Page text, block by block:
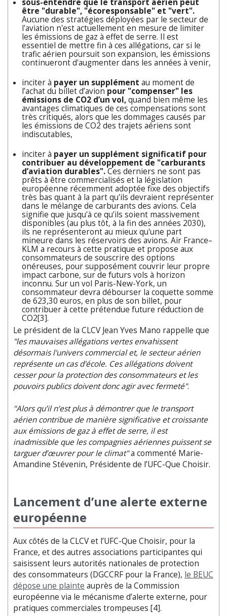
être "durable", "écoresponsable" et "vert".
Aucune des stratégies déployées par le secteur de
l'aviation n'est actuellement en mesure de limiter
les émissions de gaz à effet de serre. Il est
essentiel de mettre fin à ces allégations, car si le
trafic aérien poursuit son expansion, les émissions
continueront d'augmenter dans les années à venir,
inciter à payer un supplément au moment de
l’achat du billet d’avionpour "compenser" les
émissions de CO2 d’un vol,quand bien même les
avantages climatiques de ces compensations sont
très critiqués, alors que les dommages causés par
les émissions de CO2 des trajets aériens sont
indiscutables,
inciter à payer un supplément significatif pour
contribuer au développement de "carburants
d’aviation durables".Ces derniers ne sont pas
prêts à être commercialisés et la législation
européenne récemment adoptée fixe des objectifs
très bas quant à la part qu'ils devraient représenter
dans le mélange de carburants des avions. Cela
signifie que jusqu'à ce qu’ils soient massivement
disponibles (au plus tôt, à la fin des années 2030),
ils ne représenteront au mieux qu'une part
mineure dans les réservoirs des avions. Air France–
KLM a recours à cette pratique et propose aux
consommateurs de souscrire des options
onéreuses, pour supposément couvrir leur propre
impact carbone, sur de futurs vols à horizon
inconnu. Sur un vol Paris-New-York, un
consommateur devra débourser la coquette somme
de 623,30 euros, en plus de son billet, pour
contribuer à cette prétendue future réduction de
CO2[3].
Le président de la CLCV Jean Yves Mano rappelle que
"les mauvaises allégations vertes envahissent
désormais l'univers commercial et, le secteur aérien
représente un cas d'école. Ces allégations doivent
cesser pour la protection des consommateurs et les
pouvoirs publics doivent donc agir avec fermeté".
"Alors qu’il n’est plus à démontrer que le transport
aérien contribue de manière significative et croissante
aux émissions de gaz à effet de serre, il est
inadmissible que les compagnies aériennes puissent se
targuer d’œuvrer pour le climat"a commenté Marie-
Amandine Stévenin, Présidente de l’UFC-Que Choisir.
Lancement d’une alerte externe
européenne
Aux côtés de la CLCV et l’UFC-Que Choisir, pour la
France, et des autres associations participantes qui
saisissent leurs autorités nationales de protection
des consommateurs (DGCCRF pour la France), le BEUC
dépose une plainte auprès de la Commission
européenne via le mécanisme d’alerte externe, pour
pratiques commerciales trompeuses [4].